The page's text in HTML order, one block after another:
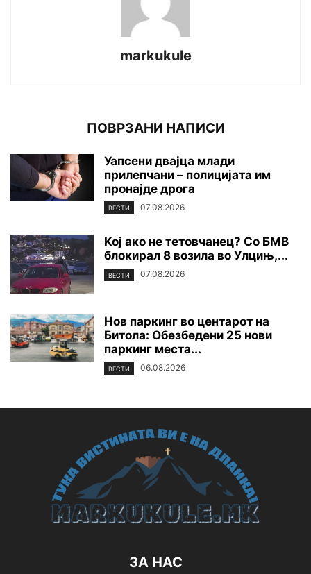
markukule
ПОВРЗАНИ НАПИСИ
Уапсени двајца млади
прилепчани – полицијата им
пронајде дpoга
ВЕСТИ 07.08.2026
Koj ако не тетовчанец? Со БМВ
блокирал 8 возила во Улцињ,...
ВЕСТИ 07.08.2026
Нов паркинг во центарот на
Битола: Обезбедени 25 нови
паркинг места...
ВЕСТИ 06.08.2026
ЗА НАС